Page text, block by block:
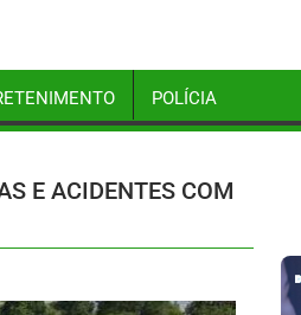
POLÍCIA
E ACIDENTES COM